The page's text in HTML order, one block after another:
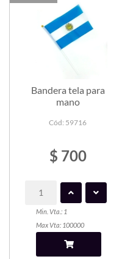
Bandera tela para
mano
Cód: 59716
$ 700
Min. Vta.: 1
Max Vta: 100000